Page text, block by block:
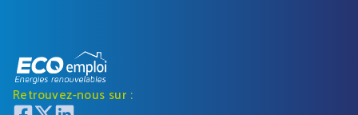
Retrouvez-nous sur :